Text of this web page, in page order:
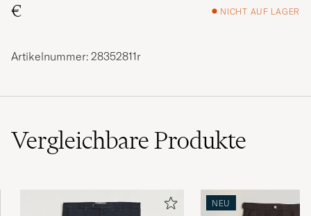
€
NICHT AUF LAGER
Artikelnummer: 28352811r
VergleichbareProdukte
NEU